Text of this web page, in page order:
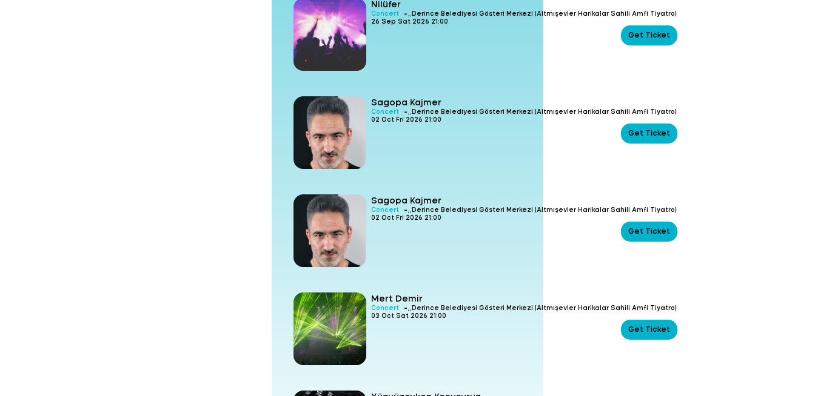
Nilüfer
Concert -Derince Belediyesi Gösteri Merkezi (Altmışevler Harikalar Sahili Amfi Tiyatro)
26 Sep Sat 2026 21:00
Get Ticket
Sagopa Kajmer
Concert -Derince Belediyesi Gösteri Merkezi (Altmışevler Harikalar Sahili Amfi Tiyatro)
02 Oct Fri 2026 21:00
Get Ticket
Sagopa Kajmer
Concert -Derince Belediyesi Gösteri Merkezi (Altmışevler Harikalar Sahili Amfi Tiyatro)
02 Oct Fri 2026 21:00
Get Ticket
Mert Demir
Concert -Derince Belediyesi Gösteri Merkezi (Altmışevler Harikalar Sahili Amfi Tiyatro)
03 Oct Sat 2026 21:00
Get Ticket